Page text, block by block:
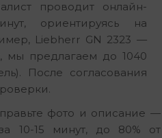
проводит онлайн-
ориентируясь на
Liebherr GN 2323 —
мы предлагаем до 1040
После согласования
фото и описание —
10-15 минут, до 80% от